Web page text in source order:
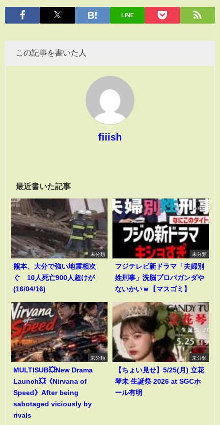
有
LINE
この記事を書いた人
fiiish
最近書いた記事
未分類
熊本、大分で強い地震相次
ぐ 10人死亡900人超けが
(16/04/16)
未分類
フジテレビ新ドラマ「夫婦別
姓刑事」洗脳プロパガンダや
ないかいｗ【マスゴミ】
未分類
MULTISUB💥New Drama
Launch💥《Nirvana of
Speed》After being
sabotaged viciously by
rivals
未分類
【ちょい見せ】5/25(月) 立花
琴未 生誕祭 2026 at SGCホ
ール有明